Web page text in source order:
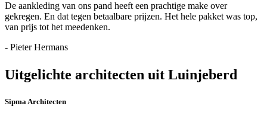
De aankleding van ons pand heeft een prachtige make over
gekregen. En dat tegen betaalbare prijzen. Het hele pakket was top,
van prijs tot het meedenken.
- Pieter Hermans
Uitgelichte architecten uit Luinjeberd
Sipma Architecten